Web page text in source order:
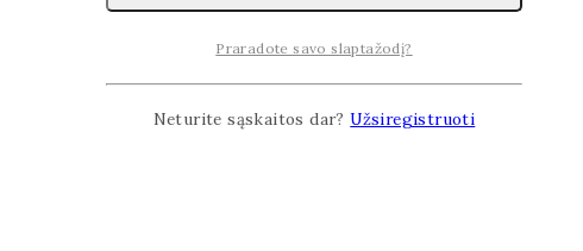
Praradote savo slaptažodį?
Neturite sąskaitos dar?Užsiregistruoti